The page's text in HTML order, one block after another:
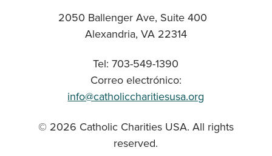
2050 Ballenger Ave, Suite 400
Alexandria, VA 22314
Tel: 703-549-1390
Correo electrónico:
info@catholiccharitiesusa.org
© 2026 Catholic Charities USA. All rights
reserved.